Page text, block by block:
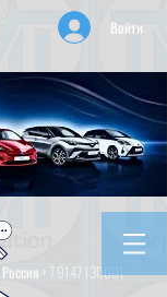
Войти
Россия + 7 9147 130001